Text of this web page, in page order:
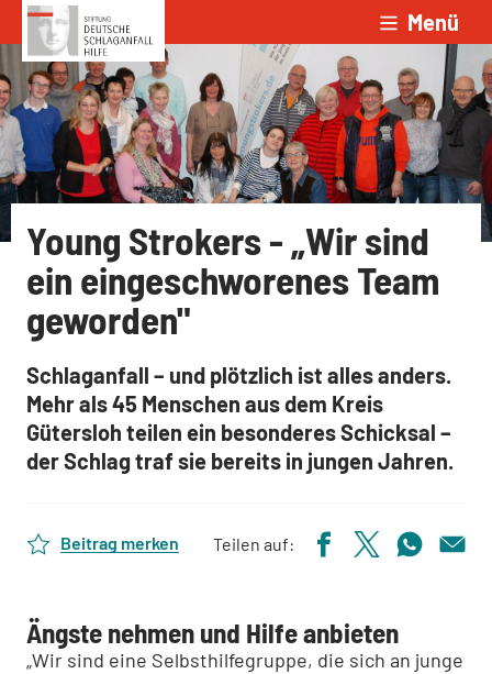
Zum Inhalt springen Menü
Young Strokers - „Wir sind
ein eingeschworenes Team
geworden"
Schlaganfall – und plötzlich ist alles anders.
Mehr als 45 Menschen aus dem Kreis
Gütersloh teilen ein besonderes Schicksal –
der Schlag traf sie bereits in jungen Jahren.
Beitrag merken Teilen auf:
Ängste nehmen und Hilfe anbieten
„Wir sind eine Selbsthilfegruppe, die sich an junge